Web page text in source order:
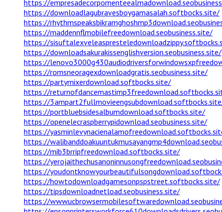
https://
https://downloadlagubravesboygamasalah.softbocks.site/
https://
https://maddennflmobilefreedownload.seobusiness.site/
https://
https://downloadsakurakissenglishversion.seobusiness.site/
https://
https://romsneoragexdownloadgratis.seobusiness.site/
https://partymixerdownload.softbocks.site/
https://
https://
https://portbluebsidesalbumdownload.softbocks.site/
https://openelecraspberrypidownload.seobusiness.site/
https://
https://
https://mib3brripfreedownload.softbocks.site/
https://
https://
https://howtodownloadgamesonpspstreet.softbocks.site/
https://tipsdownloadnetload.seobusiness.site/
https://